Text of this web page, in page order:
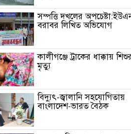
সম্পত্তি দখলের
বরাবর লিখিত অভিযোগ
কালীগঞ্জে ট্রাকের ধাক্কায়
মৃত্যু
বিদ্যুৎ-জ্বালানি সহযোগিতায়
বাংলাদেশ-ভারত বৈঠক